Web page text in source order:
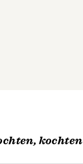
kochten